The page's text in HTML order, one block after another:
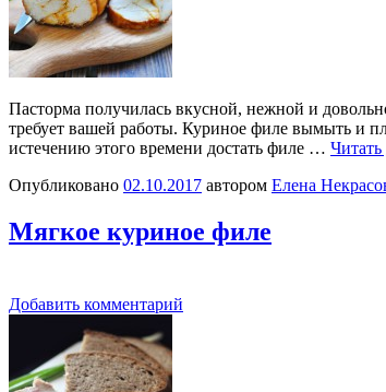
Пасторма получилась вкусной, нежной и
требует вашей работы. Куриное филе вымыть и
истечению этого времени достать филе … Читать
Опубликовано 02.10.2017 автором Елена
Мягкое куриное филе
Добавить комментарий